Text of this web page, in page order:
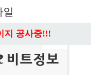
일
지 공사중!!!